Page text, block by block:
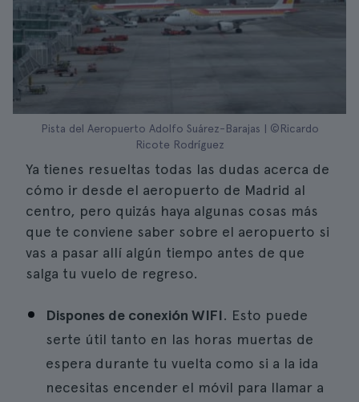
Pista del Aeropuerto Adolfo Suárez-Barajas | ©Ricardo
Ricote Rodríguez
Ya tienes resueltas todas las dudas acerca de
cómo ir desde el aeropuerto de Madrid al
centro, pero quizás haya algunas cosas más
que te conviene saber sobre el aeropuerto si
vas a pasar allí algún tiempo antes de que
salga tu vuelo de regreso.
Dispones de conexión WIFI. Esto puede
serte útil tanto en las horas muertas de
espera durante tu vuelta como si a la ida
necesitas encender el móvil para llamar a